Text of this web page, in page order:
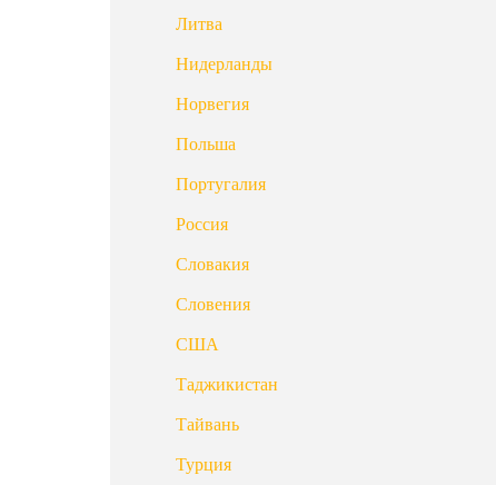
Литва
Нидерланды
Норвегия
Польша
Португалия
Россия
Словакия
Словения
США
Таджикистан
Тайвань
Турция